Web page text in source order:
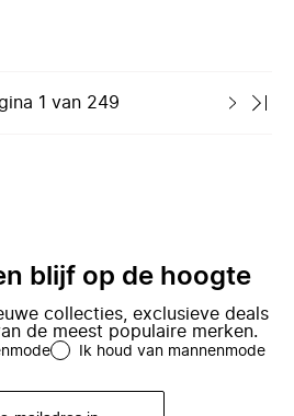
1 van 249
blijf op de hoogte
collecties, exclusieve deals
de meest populaire merken.
Ik houd van mannenmode